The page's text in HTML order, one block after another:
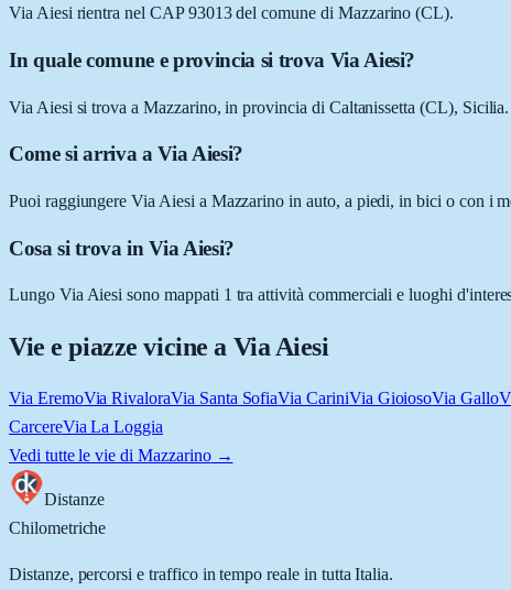
Via Aiesi rientra nel CAP 93013 del comune di Mazzarino (CL).
In quale comune e provincia si trova Via Aiesi?
Via Aiesi si trova a Mazzarino, in provincia di Caltanissetta (CL), Sicilia.
Come si arriva a Via Aiesi?
Puoi raggiungere Via Aiesi a Mazzarino in auto, a piedi, in bici o con i
Cosa si trova in Via Aiesi?
Lungo Via Aiesi sono mappati 1 tra attività commerciali e luoghi
Vie e piazze vicine a Via Aiesi
Via EremoVia RivaloraVia Santa SofiaVia CariniVia GioiosoVia Gallo
CarcereVia La Loggia
Vedi tutte le vie di Mazzarino→
Distanze
Chilometriche
Distanze, percorsi e traffico in tempo reale in tutta Italia.